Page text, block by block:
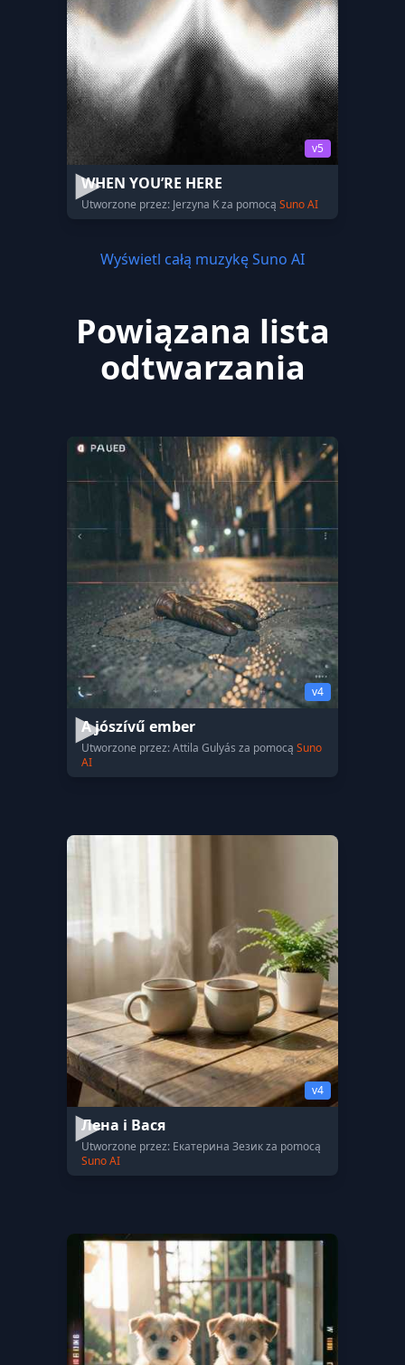
v5
WHEN YOU’RE HERE
Utworzone przez: Jerzyna K za pomocą Suno AI
Wyświetl całą muzykę Suno AI
Powiązana lista
odtwarzania
v4
A jószívű ember
Utworzone przez: Attila Gulyás za pomocą Suno
AI
v4
Лена і Вася
Utworzone przez: Екатерина Зезик za pomocą
Suno AI